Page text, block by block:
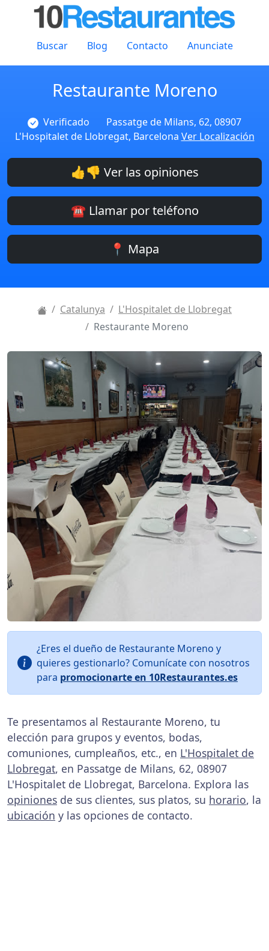
Buscar Blog Contacto Anunciate
Restaurante Moreno
Verificado
Passatge de Milans, 62, 08907
L'Hospitalet de Llobregat, Barcelona Ver Localización
👍👎 Ver las opiniones
☎️ Llamar por teléfono
📍 Mapa
Catalunya
L'Hospitalet de Llobregat
Restaurante Moreno
¿Eres el dueño de Restaurante Moreno y
quieres gestionarlo? Comunícate con nosotros
para promocionarte en 10Restaurantes.es
Te presentamos al Restaurante Moreno, tu
elección para grupos y eventos, bodas,
comuniones, cumpleaños, etc., en L'Hospitalet de
Llobregat, en Passatge de Milans, 62, 08907
L'Hospitalet de Llobregat, Barcelona. Explora las
opiniones de sus clientes, sus platos, su horario, la
ubicación y las opciones de contacto.